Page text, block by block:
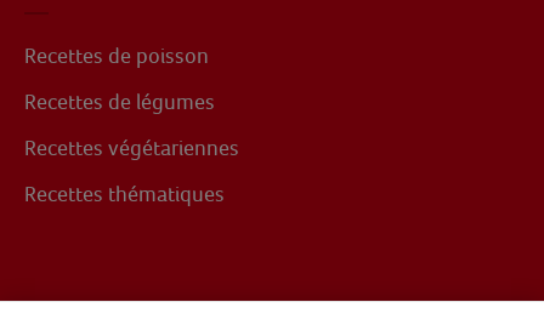
Recettes de poisson
Recettes de légumes
Recettes végétariennes
Recettes thématiques